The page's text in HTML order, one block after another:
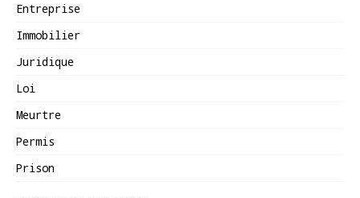
Entreprise
Immobilier
Juridique
Loi
Meurtre
Permis
Prison